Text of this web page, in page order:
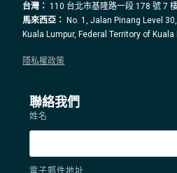
台灣： 110 台北市基隆路一段 178 號 7
馬來西亞： No. 1, Jalan Pinang Level
Kuala Lumpur, Federal Territory of
隱私權政策
聯絡我們
姓名
電子郵件地址